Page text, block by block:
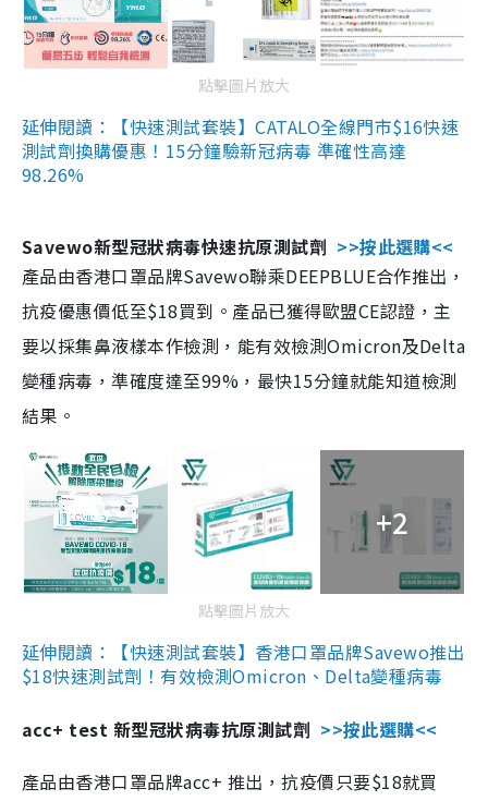
點擊圖片放大
延伸閱讀：【快速測試套裝】CATALO全線門市$16快速
測試劑換購優惠！15分鐘驗新冠病毒 準確性高達
98.26%
Savewo新型冠狀病毒快速抗原測試劑 >>按此選購<<
產品由香港口罩品牌Savewo聯乘DEEPBLUE合作推出，
抗疫優惠價低至$18買到。產品已獲得歐盟CE認證，主
要以採集鼻液樣本作檢測，能有效檢測Omicron及Delta
變種病毒，準確度達至99%，最快15分鐘就能知道檢測
結果。
+2
點擊圖片放大
延伸閱讀：【快速測試套裝】香港口罩品牌Savewo推出
$18快速測試劑！有效檢測Omicron、Delta變種病毒
acc+ test 新型冠狀病毒抗原測試劑 >>按此選購<<
產品由香港口罩品牌acc+ 推出，抗疫價只要$18就買